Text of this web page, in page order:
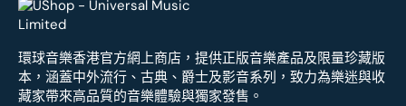
環球音樂香港官方網上商店，提供正版音樂產品及限量珍藏版
本，涵蓋中外流行、古典、爵士及影音系列，致力為樂迷與收
藏家帶來高品質的音樂體驗與獨家發售。